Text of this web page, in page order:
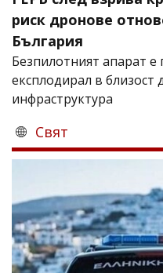
риск дронове
България
Безпилотният апарат
експлодирал в близост
инфраструктура
Свят